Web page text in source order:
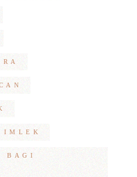
IMLEK
BAGI